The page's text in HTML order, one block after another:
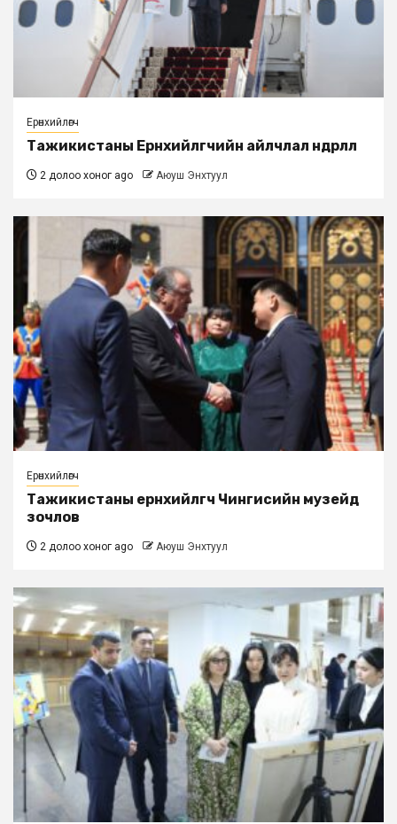
Ерөнхийлөгч
Тажикистаны Ерөнхийлөгчийн айлчлал өндөрлөлөө
2 долоо хоног ago Аюуш Энхтуул
Ерөнхийлөгч
Тажикистаны ерөнхийлөгч Чингисийн музейд
зочлов
2 долоо хоног ago Аюуш Энхтуул